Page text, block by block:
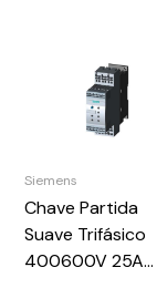
Siemens
Chave Partida
Suave Trifásico
400600V 25A